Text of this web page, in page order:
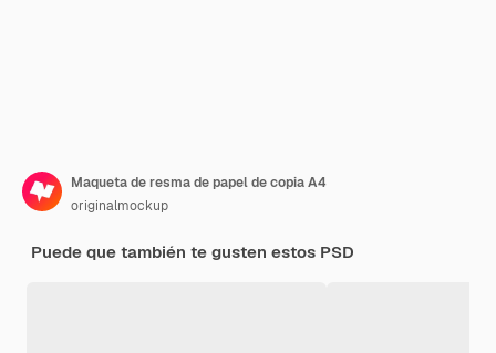
Maqueta de resma de papel de copia A4
originalmockup
Puede que también te gusten estos PSD